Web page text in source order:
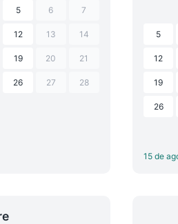
5 6 7
12 13 14
19 20 21
26 27 28
5
12
19
26
15 de